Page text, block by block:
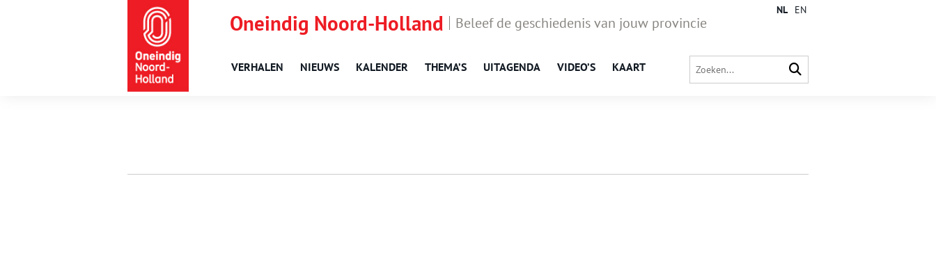
Oneindig Noord-Holland Beleef de geschiedenis van jouw provincie
VERHALEN NIEUWS KALENDER THEMA’S UITAGENDA VIDEO’S KAART
NL EN